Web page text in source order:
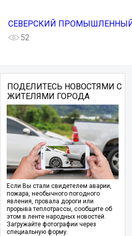
СЕВЕРСКИЙ
52
ПОДЕЛИТЕСЬ НОВОСТЯМИ С
ЖИТЕЛЯМИ ГОРОДА
Если Вы стали свидетелем аварии,
пожара, необычного погодного
явления, провала дороги или
прорыва теплотрассы, сообщите об
этом в ленте народных новостей.
Загружайте фотографии через
специальную форму.